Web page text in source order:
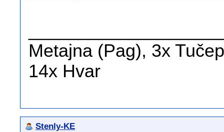
Metajna (Pag), 3x
14x Hvar
Stenly-KE